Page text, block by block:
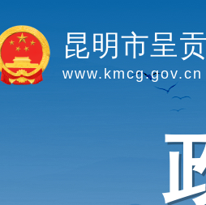
昆明市呈
www.kmcg.gov.cn